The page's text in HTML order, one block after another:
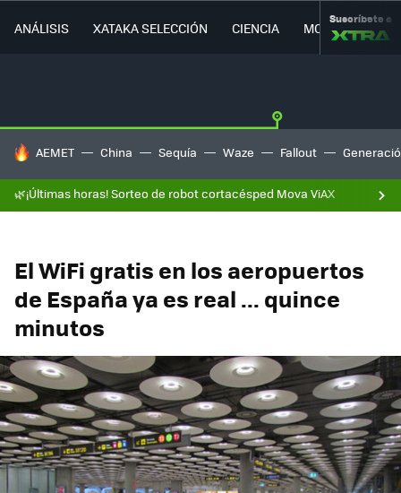
ANÁLISIS XATAKA SELECCIÓN CIENCIA MOVILIDAD
Suscríbete a
HOY SE HABLA DE
AEMET China Sequía Waze Fallout
🌿¡Últimas horas! Sorteo de robot cortacésped Mova ViAX
El WiFi gratis en los aeropuertos
de España ya es real ... quince
minutos